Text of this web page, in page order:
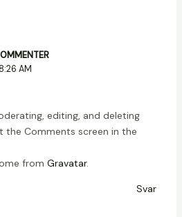
AM
editing, and deleting
the Comments screen in the
from Gravatar.
Svar